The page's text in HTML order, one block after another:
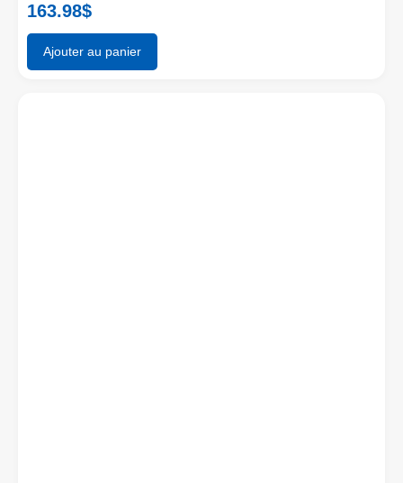
163.98$
Ajouter au panier